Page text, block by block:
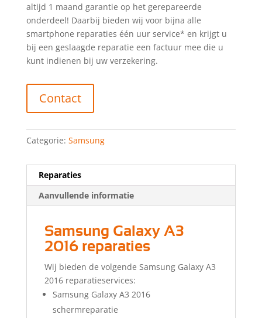
altijd 1 maand garantie op het gerepareerde
onderdeel! Daarbij bieden wij voor bijna alle
smartphone reparaties één uur service* en krijgt u
bij een geslaagde reparatie een factuur mee die u
kunt indienen bij uw verzekering.
Contact
Categorie: Samsung
Reparaties
Aanvullende informatie
Samsung Galaxy A3
2016 reparaties
Wij bieden de volgende Samsung Galaxy A3
2016 reparatieservices:
Samsung Galaxy A3 2016
schermreparatie